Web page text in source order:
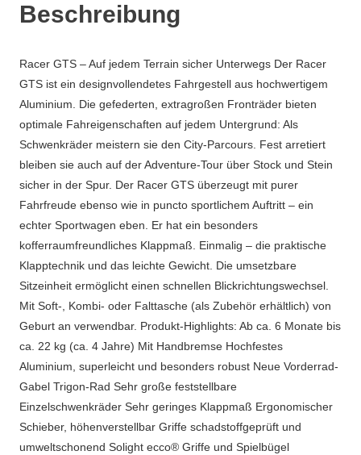
Beschreibung
Racer GTS – Auf jedem Terrain sicher Unterwegs Der Racer
GTS ist ein designvollendetes Fahrgestell aus hochwertigem
Aluminium. Die gefederten, extragroßen Fronträder bieten
optimale Fahreigenschaften auf jedem Untergrund: Als
Schwenkräder meistern sie den City-Parcours. Fest arretiert
bleiben sie auch auf der Adventure-Tour über Stock und Stein
sicher in der Spur. Der Racer GTS überzeugt mit purer
Fahrfreude ebenso wie in puncto sportlichem Auftritt – ein
echter Sportwagen eben. Er hat ein besonders
kofferraumfreundliches Klappmaß. Einmalig – die praktische
Klapptechnik und das leichte Gewicht. Die umsetzbare
Sitzeinheit ermöglicht einen schnellen Blickrichtungswechsel.
Mit Soft-, Kombi- oder Falttasche (als Zubehör erhältlich) von
Geburt an verwendbar. Produkt-Highlights: Ab ca. 6 Monate bis
ca. 22 kg (ca. 4 Jahre) Mit Handbremse Hochfestes
Aluminium, superleicht und besonders robust Neue Vorderrad-
Gabel Trigon-Rad Sehr große feststellbare
Einzelschwenkräder Sehr geringes Klappmaß Ergonomischer
Schieber, höhenverstellbar Griffe schadstoffgeprüft und
umweltschonend Solight ecco® Griffe und Spielbügel